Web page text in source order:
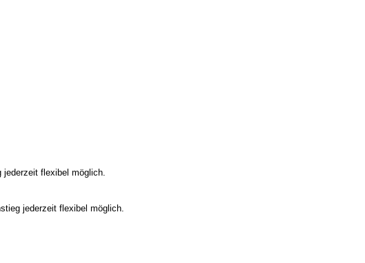
jederzeit flexibel möglich.
jederzeit flexibel möglich.